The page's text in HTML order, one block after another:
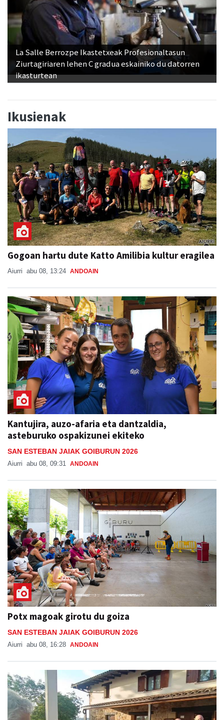
La Salle Berrozpe Ikastetxeak Profesionaltasun
Ziurtagiriaren lehen C gradua eskainiko du datorren
ikasturtean
Ikusienak
Gogoan hartu dute Katto Amilibia kultur eragilea
Aiurri abu 08, 13:24 ANDOAIN
Kantujira, auzo-afaria eta dantzaldia,
asteburuko ospakizunei ekiteko
SAN ESTEBAN JAIAK GOIBURUN 2026
Aiurri abu 08, 09:31 ANDOAIN
Potx magoak girotu du goiza
SAN ESTEBAN JAIAK GOIBURUN 2026
Aiurri abu 08, 16:28 ANDOAIN